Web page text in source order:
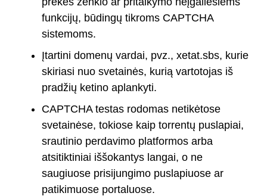
funkcijų, būdingų tikroms CAPTCHA
sistemoms.
Įtartini domenų vardai, pvz., xetat.sbs, kurie
skiriasi nuo svetainės, kurią vartotojas iš
pradžių ketino aplankyti.
CAPTCHA testas rodomas netikėtose
svetainėse, tokiose kaip torrentų puslapiai,
srautinio perdavimo platformos arba
atsitiktiniai iššokantys langai, o ne
saugiuose prisijungimo puslapiuose ar
patikimuose portaluose.